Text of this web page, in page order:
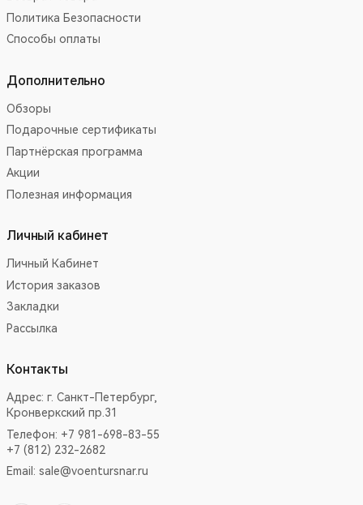
Политика Безопасности
Способы оплаты
Дополнительно
Обзоры
Подарочные сертификаты
Партнёрская программа
Акции
Полезная информация
Личный кабинет
Личный Кабинет
История заказов
Закладки
Рассылка
Контакты
Адрес: г. Санкт-Петербург,
Кронверкский пр.31
Телефон: +7 981-698-83-55
+7 (812) 232-2682
Email: sale@voentursnar.ru